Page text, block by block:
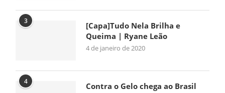
3
[Capa]Tudo Nela Brilha e
Queima | Ryane Leão
4 de janeiro de 2020
4 Contra o Gelo chega ao Brasil